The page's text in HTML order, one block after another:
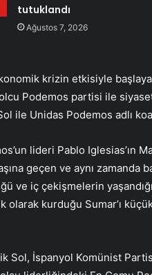
tutuklandı
Ağustos 7, 2026
krizin etkisiyle
Podemos partisi ile
ile Unidas Podemos adlı
lideri Pablo Iglesias’ın
geçen ve aynı zamanda
ve iç çekişmelerin
olarak kurduğu Sumar’ı
Sol, İspanyol Komünist